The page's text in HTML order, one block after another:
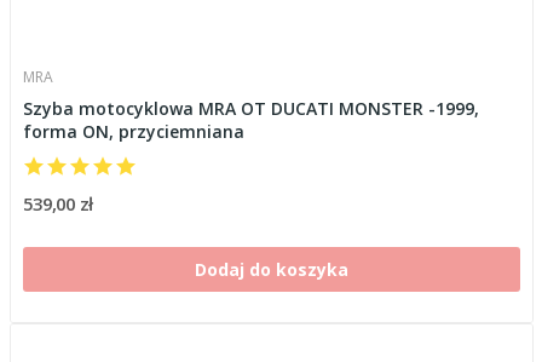
MRA
Szyba motocyklowa MRA OT DUCATI MONSTER -1999,
forma ON, przyciemniana
539,00 zł
Dodaj do koszyka